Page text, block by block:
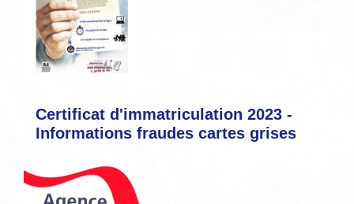
Certificat d'immatriculation 2023 -
Informations fraudes cartes grises